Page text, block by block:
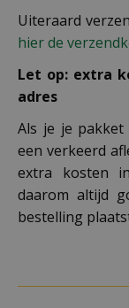
Uiteraard
hier de
Let op: extra
adres
Als je je
een verkeerd
extra kosten
daarom altijd
bestelling